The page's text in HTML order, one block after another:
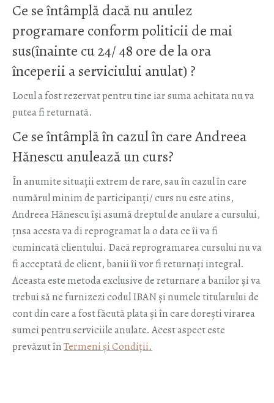
Ce se întâmplă dacă nu anulez
programare conform politicii de mai
sus(înainte cu 24/ 48 ore de la ora
începerii a serviciului anulat) ?
Locul a fost rezervat pentru tine iar suma achitata nu va
putea fi returnată.
Ce se întâmplă în cazul în care Andreea
Hănescu anulează un curs?
În anumite situații extrem de rare, sau în cazul în care
numărul minim de participanți/ curs nu este atins,
Andreea Hănescu își asumă dreptul de anulare a cursului,
țnsa acesta va di reprogramat la o data ce îi va fi
cumincată clientului. Dacă reprogramarea cursului nu va
fi acceptată de client, banii îi vor fi returnați integral.
Aceasta este metoda exclusive de returnare a banilor și va
trebui să ne furnizezi codul IBAN și numele titularului de
cont din care a fost făcută plata și în care dorești virarea
sumei pentru serviciile anulate. Acest aspect este
prevăzut înTermeni și Condiții.